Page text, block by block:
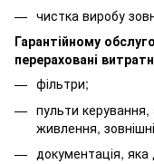
чистка виробу
Гарантійному
перераховані
фільтри;
пульти керування,
живлення,
документація,